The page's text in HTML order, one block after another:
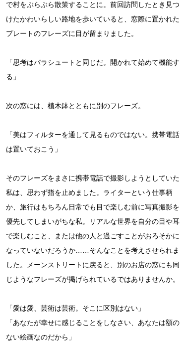
で村をぶらぶら散策することに。前回訪問したとき見つ
けたかわいらしい路地を歩いていると、窓際に置かれた
プレートのフレーズに目が留まりました。
「思考はパラシュートと同じだ。開かれて始めて機能す
る」
次の窓には、植木鉢とともに別のフレーズ。
「美はフィルターを通して見るものではない。携帯電話
は置いておこう」
そのフレーズをまさに携帯電話で撮影しようとしていた
私は、思わず指を止めました。ライターという仕事柄
か、旅行はもちろん日常でも目で楽しむ前に写真撮影を
優先してしまいがちな私。リアルな世界を自分の目や耳
で楽しむこと、または他の人と過ごすことがおろそかに
なっていないだろうか……そんなことを考えさせられま
した。メーンストリートに戻ると、別のお店の窓にも同
じようなフレーズが掲げられているではありませんか。
「愛は愛、芸術は芸術。そこに区別はない」
「あなたが幸せに感じることをしなさい、あなたは額の
ない絵画なのだから」